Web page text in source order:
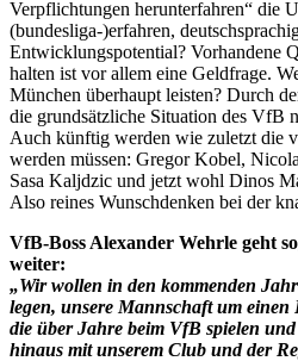
Verpflichtungen herunterfahren“ die
(bundesliga-)erfahren,
Entwicklungspotential? Vorhandene
halten ist vor allem eine Geldfrage.
München überhaupt leisten? Durch
die grundsätzliche Situation des VfB
Auch künftig werden wie zuletzt die
werden müssen: Gregor Kobel,
Sasa Kaljdzic und jetzt wohl Dinos
Also reines Wunschdenken bei der
VfB-Boss Alexander Wehrle geht
weiter:
„Wir wollen in den kommenden
legen, unsere Mannschaft um
die über Jahre beim VfB spielen
hinaus mit unserem Club und der